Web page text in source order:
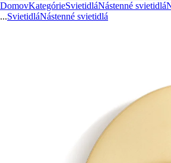
DomovKategórieSvietidláNástenné svietidlá
...SvietidláNástenné svietidlá